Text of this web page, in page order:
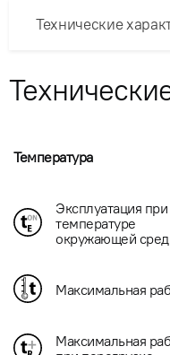
Технические
Температура
Эксплуатация при
температуре
окружающей
Максимальная
Максимальная